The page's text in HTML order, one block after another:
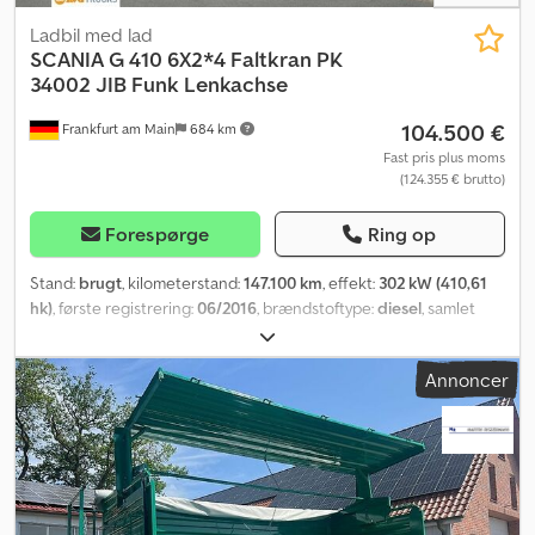
Frankfurt am Main 684 km
Ladbil med lad
SCANIAG 410 6X2*4 Faltkran PK
34002 JIB Funk Lenkachse
104.500 €
Fast pris plus moms
(124.355 € brutto)
Forespørge Ring op
Stand: brugt, kilometerstand:147.100 km, effekt: 302 kW (410,61
hk), første registrering:06/2016, brændstoftype:diesel, samlet
, akslekonfiguration:
automatisk, emissionsklasse:Euro 6, længde af lastrum:6.500
mm, læsningsbredde:2.480 mm 850 mm, Udstyr:
ABS, elektronisk stabilitetsprogram (ESP), klimaanlæg, kran,
parkeringsvarmer, Bagkran Palfinger PK 34002-SH E Power Link
Plus, sammenklappelig, radiostyring, med ekstra knækarm PJ 060
B, drejehoved og vendegaffel, 1.500 kg med holder bagpå.
Belastningsdiagram: 6,3 m - 4.450 kg, 8,2 m - 3.250 kg, 10,3 m - 2.450
Annoncer